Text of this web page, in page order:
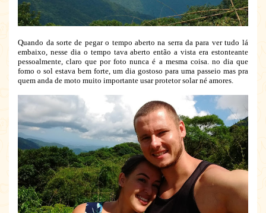
Quando da sorte de pegar o tempo aberto na serra da para ver tudo lá
embaixo, nesse dia o tempo tava aberto então a vista era estonteante
pessoalmente, claro que por foto nunca é a mesma coisa. no dia que
fomo o sol estava bem forte, um dia gostoso para uma passeio mas pra
quem anda de moto muito importante usar protetor solar né amores.